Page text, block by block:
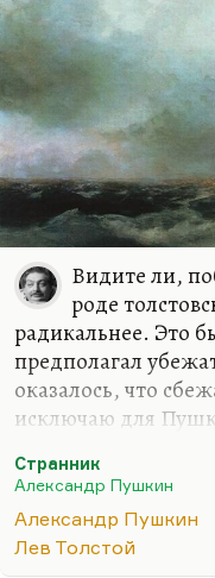
Видите ли,
роде
радикальнее. Это
предполагал
оказалось, что
исключаю для
Большой художник
заложником
заложник – это
Пастернака.
Странник
Александр Пушкин
Александр Пушкин
Лев Толстой